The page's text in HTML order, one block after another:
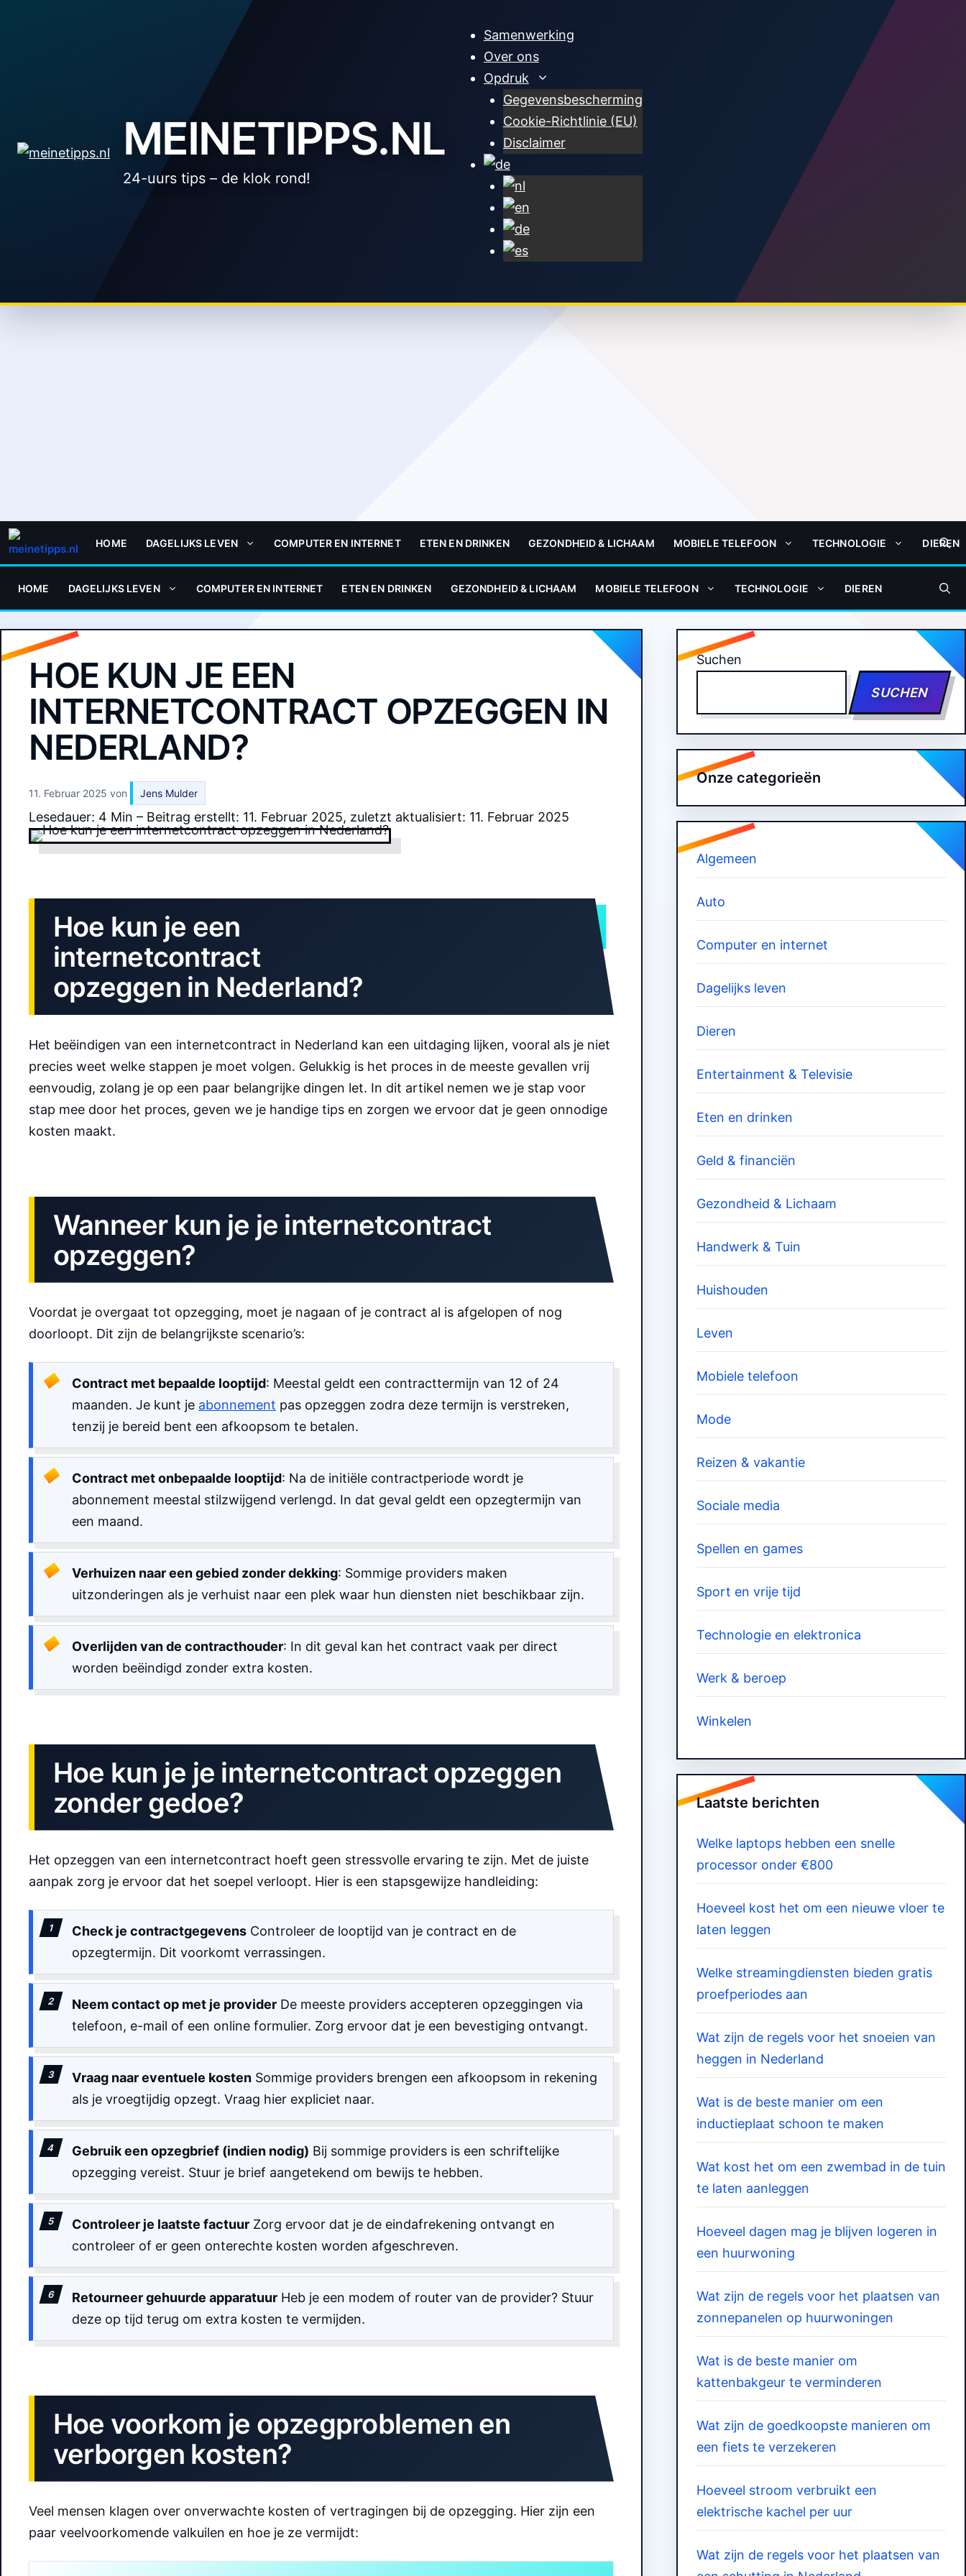
MEINETIPPS.NL
24-uurs tips – de klok rond!
Samenwerking
Over ons
Opdruk
Gegevensbescherming
Cookie-Richtlinie (EU)
Disclaimer
HOME DAGELIJKS LEVEN COMPUTER EN INTERNET ETEN EN DRINKEN GEZONDHEID & LICHAAM MOBIELE TELEFOON TECHNOLOGIE DIEREN
HOME DAGELIJKS LEVEN COMPUTER EN INTERNET ETEN EN DRINKEN GEZONDHEID & LICHAAM MOBIELE TELEFOON TECHNOLOGIE DIEREN
HOE KUN JE EEN
INTERNETCONTRACT OPZEGGEN IN
NEDERLAND?
11. Februar 2025 von Jens Mulder
Lesedauer: 4 Min – Beitrag erstellt: 11. Februar 2025, zuletzt aktualisiert: 11. Februar 2025
Hoe kun je een
internetcontract
opzeggen in Nederland?
Het beëindigen van een internetcontract in Nederland kan een uitdaging lijken, vooral als je niet
precies weet welke stappen je moet volgen. Gelukkig is het proces in de meeste gevallen vrij
eenvoudig, zolang je op een paar belangrijke dingen let. In dit artikel nemen we je stap voor
stap mee door het proces, geven we je handige tips en zorgen we ervoor dat je geen onnodige
kosten maakt.
Wanneer kun je je internetcontract
opzeggen?
Voordat je overgaat tot opzegging, moet je nagaan of je contract al is afgelopen of nog
doorloopt. Dit zijn de belangrijkste scenario’s:
Contract met bepaalde looptijd: Meestal geldt een contracttermijn van 12 of 24
maanden. Je kunt je abonnement pas opzeggen zodra deze termijn is verstreken,
tenzij je bereid bent een afkoopsom te betalen.
Contract met onbepaalde looptijd: Na de initiële contractperiode wordt je
abonnement meestal stilzwijgend verlengd. In dat geval geldt een opzegtermijn van
een maand.
Verhuizen naar een gebied zonder dekking: Sommige providers maken
uitzonderingen als je verhuist naar een plek waar hun diensten niet beschikbaar zijn.
Overlijden van de contracthouder: In dit geval kan het contract vaak per direct
worden beëindigd zonder extra kosten.
Hoe kun je je internetcontract opzeggen
zonder gedoe?
Het opzeggen van een internetcontract hoeft geen stressvolle ervaring te zijn. Met de juiste
aanpak zorg je ervoor dat het soepel verloopt. Hier is een stapsgewijze handleiding:
Check je contractgegevens Controleer de looptijd van je contract en de
opzegtermijn. Dit voorkomt verrassingen.
Neem contact op met je provider De meeste providers accepteren opzeggingen via
telefoon, e-mail of een online formulier. Zorg ervoor dat je een bevestiging ontvangt.
Vraag naar eventuele kosten Sommige providers brengen een afkoopsom in rekening
als je vroegtijdig opzegt. Vraag hier expliciet naar.
Gebruik een opzegbrief (indien nodig) Bij sommige providers is een schriftelijke
opzegging vereist. Stuur je brief aangetekend om bewijs te hebben.
Controleer je laatste factuur Zorg ervoor dat je de eindafrekening ontvangt en
controleer of er geen onterechte kosten worden afgeschreven.
Retourneer gehuurde apparatuur Heb je een modem of router van de provider? Stuur
deze op tijd terug om extra kosten te vermijden.
Hoe voorkom je opzegproblemen en
verborgen kosten?
Veel mensen klagen over onverwachte kosten of vertragingen bij de opzegging. Hier zijn een
paar veelvoorkomende valkuilen en hoe je ze vermijdt:
Suchen
SUCHEN
Onze categorieën
Algemeen
Auto
Computer en internet
Dagelijks leven
Dieren
Entertainment & Televisie
Eten en drinken
Geld & financiën
Gezondheid & Lichaam
Handwerk & Tuin
Huishouden
Leven
Mobiele telefoon
Mode
Reizen & vakantie
Sociale media
Spellen en games
Sport en vrije tijd
Technologie en elektronica
Werk & beroep
Winkelen
Laatste berichten
Welke laptops hebben een snelle
processor onder €800
Hoeveel kost het om een nieuwe vloer te
laten leggen
Welke streamingdiensten bieden gratis
proefperiodes aan
Wat zijn de regels voor het snoeien van
heggen in Nederland
Wat is de beste manier om een
inductieplaat schoon te maken
Wat kost het om een zwembad in de tuin
te laten aanleggen
Hoeveel dagen mag je blijven logeren in
een huurwoning
Wat zijn de regels voor het plaatsen van
zonnepanelen op huurwoningen
Wat is de beste manier om
kattenbakgeur te verminderen
Wat zijn de goedkoopste manieren om
een fiets te verzekeren
Hoeveel stroom verbruikt een
elektrische kachel per uur
Wat zijn de regels voor het plaatsen van